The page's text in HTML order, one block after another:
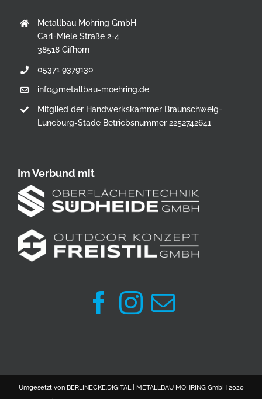
Metallbau Möhring GmbH
Carl-Miele Straße 2-4
38518 Gifhorn
05371 9379130
info@metallbau-moehring.de
Mitglied der Handwerkskammer Braunschweig-
Lüneburg-Stade Betriebsnummer 2252742641
Im Verbund mit
Umgesetzt von BERLINECKE.DIGITAL| METALLBAU MÖHRING GmbH 2020